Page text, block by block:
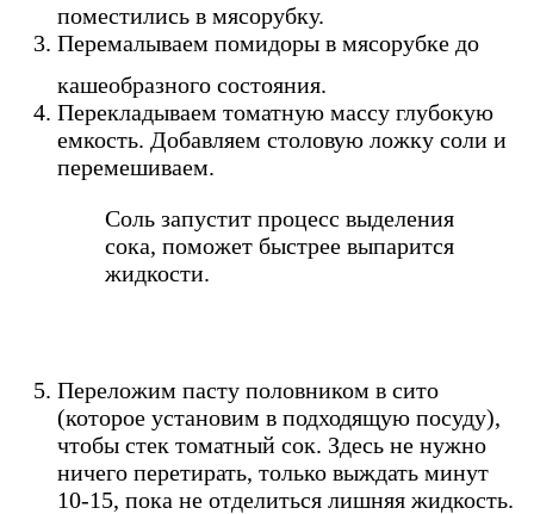
поместились в мясорубку.
Перемалываем помидоры в мясорубке до
кашеобразного состояния.
Перекладываем томатную массу глубокую
емкость. Добавляем столовую ложку соли и
перемешиваем.
Соль запустит процесс выделения
сока, поможет быстрее выпарится
жидкости.
Переложим пасту половником в сито
(которое установим в подходящую посуду),
чтобы стек томатный сок. Здесь не нужно
ничего перетирать, только выждать минут
10-15, пока не отделиться лишняя жидкость.